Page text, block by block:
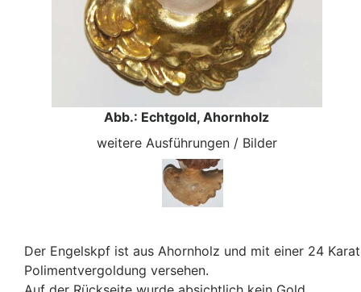
Abb.: Echtgold, Ahornholz
weitere Ausführungen / Bilder
Der Engelskpf ist aus Ahornholz und mit einer 24 Karat
Polimentvergoldung versehen.